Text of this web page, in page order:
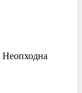
Неопходна